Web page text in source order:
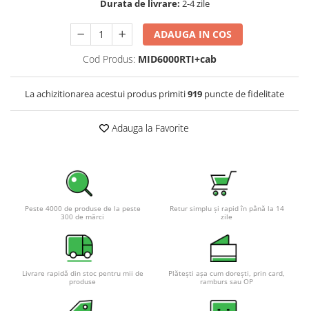
Statii de incarcare vehicule
Cabluri de incarcare vehicule
Prize de incarcare vehicule
Turbine eoliene pentru casă
Acumulatori VRLA AGM/GEL /
Tractiune / LiFePo4
Baterii si acumulatori gel si VRLA
Baterii si acumulatori AGM VRLA
de 6-12 V
Acumulatori Moto, ATV
Durata de livrare: 2-4 zile
ADAUGA IN COS
Cod Produs: MID6000RTI+cab
La achizitionarea acestui produs primiti919 puncte de fidelitate
Adauga la Favorite
Peste 4000 de produse de la peste
300 de mărci
Retur simplu și rapid în până la 14
zile
Livrare rapidă din stoc pentru mii de
produse
Plătești așa cum dorești, prin card,
ramburs sau OP